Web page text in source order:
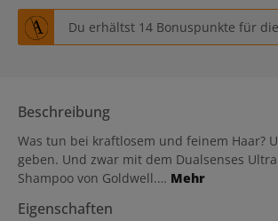
Du erhältst 14 Bonuspunkte für
Beschreibung
Was tun bei kraftlosem und feinem Haar?
geben. Und zwar mit dem Dualsenses
Shampoo von Goldwell.… Mehr
Eigenschaften